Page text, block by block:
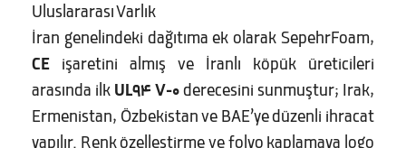
Uluslararası Varlık
İran genelindeki dağıtıma ek olarak SepehrFoam,
CE işaretini almış ve İranlı köpük üreticileri
arasında ilkUL94 V-0derecesini sunmuştur; Irak,
Ermenistan, Özbekistan ve BAE’ye düzenli ihracat